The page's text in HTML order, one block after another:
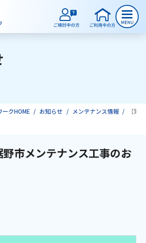
中のお客様
電話
クHOME お知らせ メンテナンス情報 【緊
野市メンテナンス工事のお